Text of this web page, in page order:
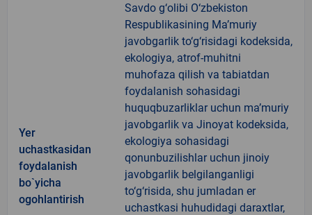
Yer
uchastkasidan
foydalanish
bo`yicha
ogohlantirish
Savdo g‘olibi O‘zbekiston
Respublikasining Ma’muriy
javobgarlik to‘g‘risidagi kodeksida,
ekologiya, atrof-muhitni
muhofaza qilish va tabiatdan
foydalanish sohasidagi
huquqbuzarliklar uchun ma’muriy
javobgarlik va Jinoyat kodeksida,
ekologiya sohasidagi
qonunbuzilishlar uchun jinoiy
javobgarlik belgilanganligi
to‘g‘risida, shu jumladan er
uchastkasi huhudidagi daraxtlar,